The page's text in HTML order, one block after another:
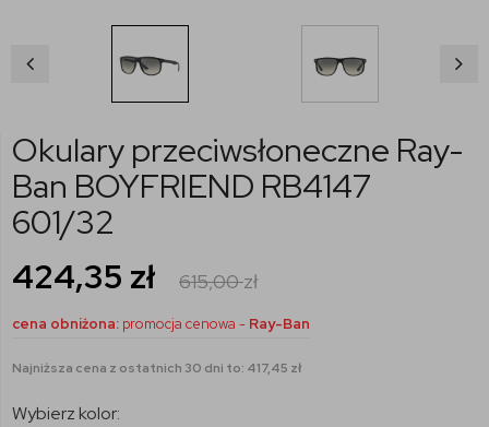
Okulary przeciwsłoneczne Ray-
Ban BOYFRIEND RB4147
601/32
424,35 zł 615,00zł
cena obniżona: promocja cenowa - Ray-Ban
Najniższa cena z ostatnich 30 dni to: 417,45 zł
Wybierz kolor: